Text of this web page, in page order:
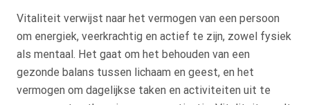
Vitaliteit verwijst naar het vermogen van een persoon
om energiek, veerkrachtig en actief te zijn, zowel fysiek
als mentaal. Het gaat om het behouden van een
gezonde balans tussen lichaam en geest, en het
vermogen om dagelijkse taken en activiteiten uit te